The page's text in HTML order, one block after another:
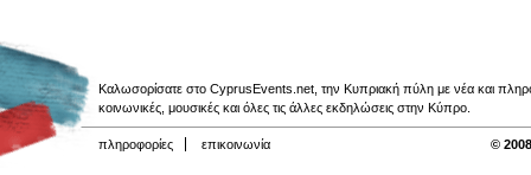
Καλωσορίσατε στο CyprusEvents.net, την Κυπριακή πύλη με νέα και
κοινωνικές, μουσικές και όλες τις άλλες εκδηλώσεις στην Κύπρο.
πληροφορίες επικοινωνία ©